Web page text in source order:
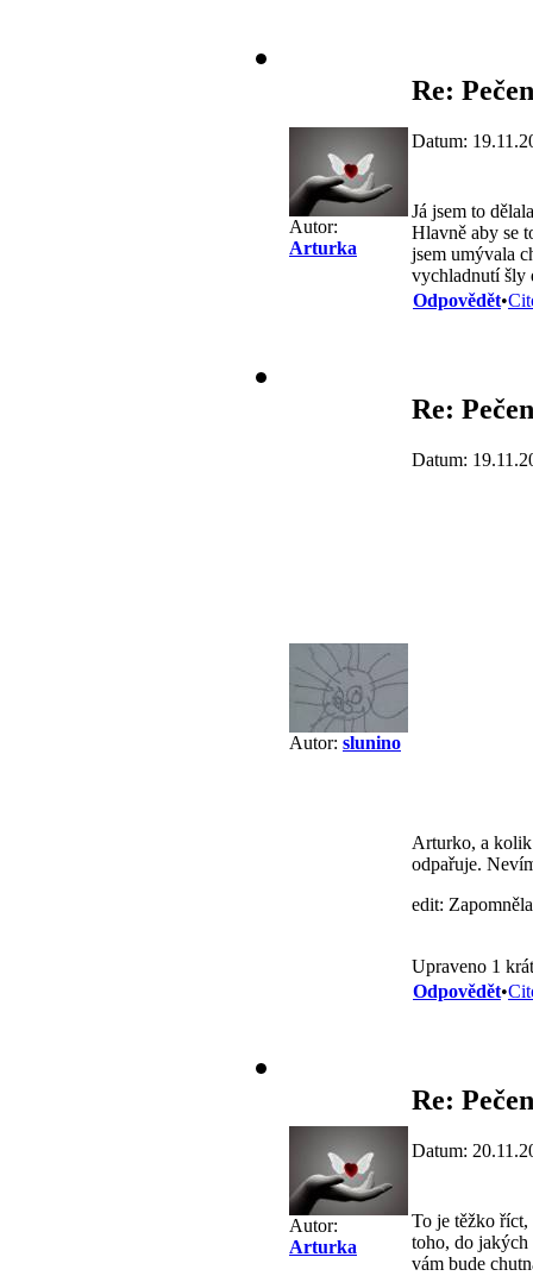
Autor:
Arturka
Re:
Datum:
Já jsem to
Hlavně aby se
jsem umývala
vychladnutí šly
Odpovědět•
Autor: slunino
Re:
Datum:
Arturko, a kolik
odpařuje.
edit:
Upraveno 1
Odpovědět•
Autor:
Arturka
Re:
Datum:
To je těžko
toho, do jakých
vám bude